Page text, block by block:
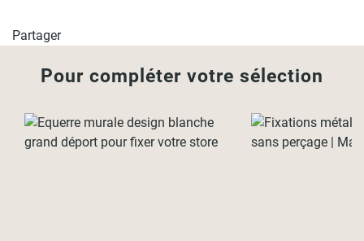
Partager
Pour compléter votre sélection